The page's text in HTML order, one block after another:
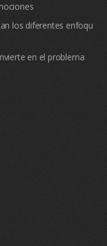
los diferentes enfoques
en el problema